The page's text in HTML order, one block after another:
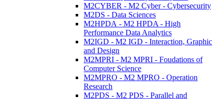
M2CYBER - M2 Cyber - Cybersecurity
M2DS - Data Sciences
M2HPDA - M2 HPDA - High
Performance Data Analytics
M2IGD - M2 IGD - Interaction, Graphic
and Design
M2MPRI - M2 MPRI - Foudations of
Computer Science
M2MPRO - M2 MPRO - Operation
Research
M2PDS - M2 PDS - Parallel and